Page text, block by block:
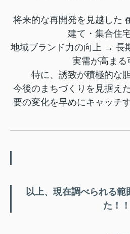
将来的な再開発を見越した
建て・集合住
地域ブランド力の向上 → 長
実需が高まる
特に、誘致が積極的な
今後のまちづくりを見据え
要の変化を早めにキャッチ
以上、現在調べられる範
た！！